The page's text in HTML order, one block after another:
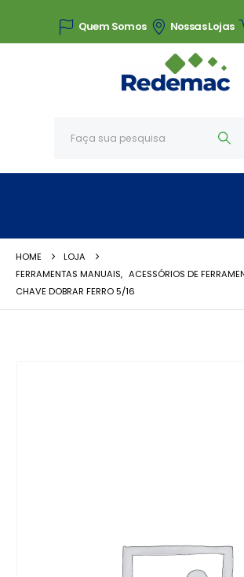
Quem Somos Nossas Lojas
HOME
LOJA
FERRAMENTAS MANUAIS, ACESSÓRIOS DE
CHAVE DOBRAR FERRO 5/16